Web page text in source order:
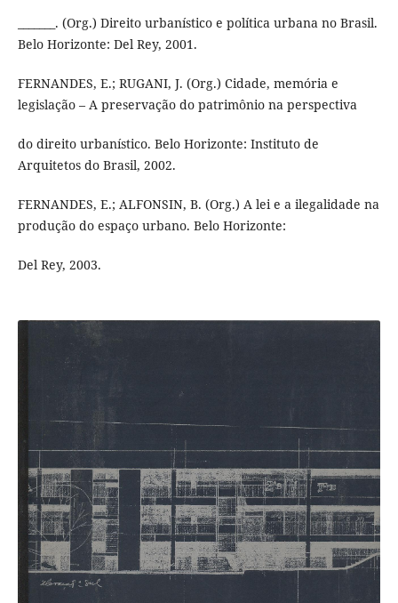
_______. (Org.) Direito urbanístico e política urbana no Brasil.
Belo Horizonte: Del Rey, 2001.
FERNANDES, E.; RUGANI, J. (Org.) Cidade, memória e
legislação – A preservação do patrimônio na perspectiva
do direito urbanístico. Belo Horizonte: Instituto de
Arquitetos do Brasil, 2002.
FERNANDES, E.; ALFONSIN, B. (Org.) A lei e a ilegalidade na
produção do espaço urbano. Belo Horizonte:
Del Rey, 2003.